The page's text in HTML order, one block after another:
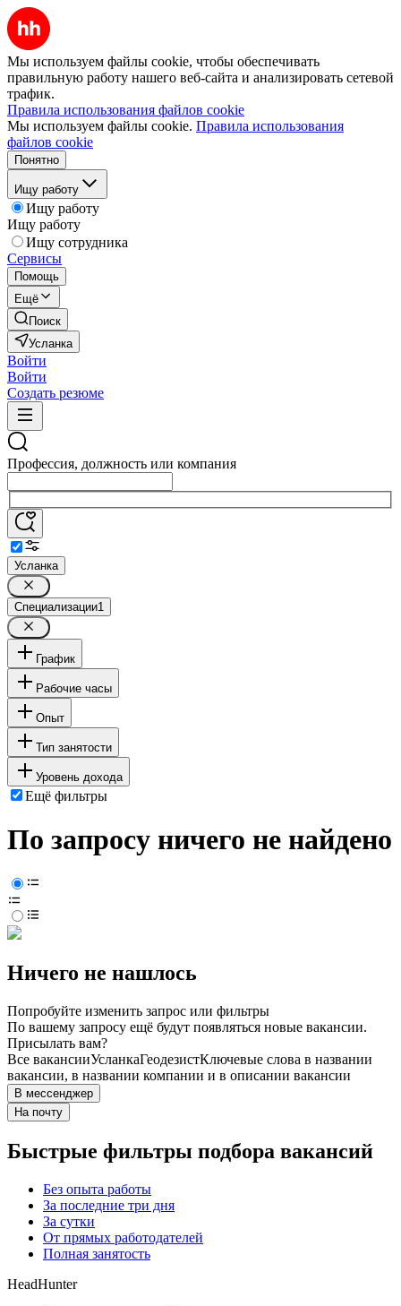
Мы используем файлы cookie, чтобы обеспечивать
правильную работу нашего веб-сайта и анализировать сетевой
трафик.
Правила использования файлов cookie
Мы используем файлы cookie. Правила использования
файлов cookie
Понятно
Ищу работу
Ищу работу
Ищу работу
Ищу сотрудника
Сервисы
Помощь
Ещё
Поиск
Усланка
Войти
Войти
Создать резюме
Профессия, должность или компания
Усланка
Специализации1
График
Рабочие часы
Опыт
Тип занятости
Уровень дохода
Ещё фильтры
По запросу ничего не найдено
Ничего не нашлось
Попробуйте изменить запрос или фильтры
По вашему запросу ещё будут появляться новые вакансии.
Присылать вам?
Все вакансииУсланкаГеодезистКлючевые слова в названии
вакансии, в названии компании и в описании вакансии
В мессенджер
На почту
Быстрые фильтры подбора вакансий
Без опыта работы
За последние три дня
За сутки
От прямых работодателей
Полная занятость
HeadHunter